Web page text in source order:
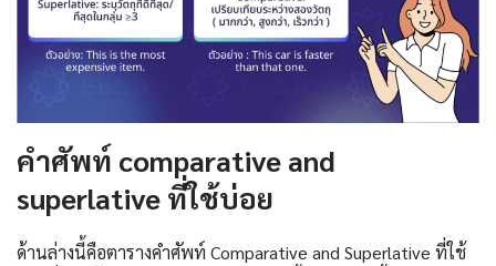
คำศัพท์ comparative and
superlative ที่ใช้บ่อย
ด้านล่างนี้คือตารางคำศัพท์ Comparative and Superlative ที่ใช้